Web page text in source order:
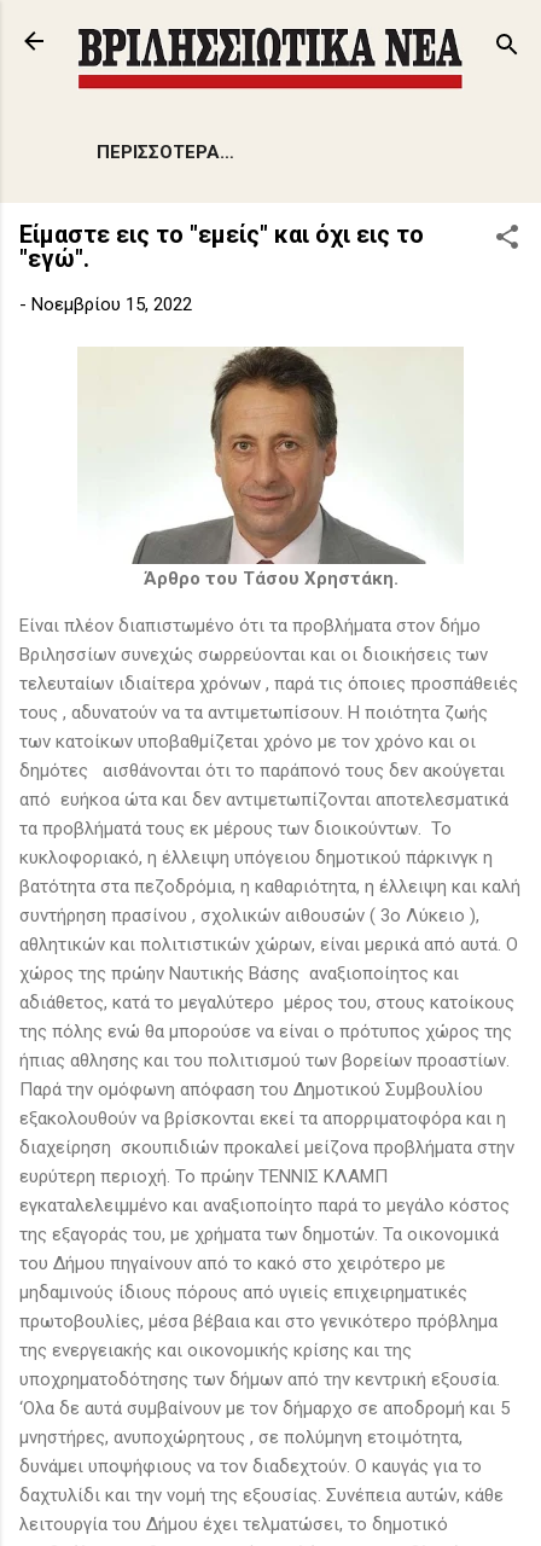
Μετάβαση στο κύριο περιεχόμενο
ΠΕΡΙΣΣΌΤΕΡΑ…
Είμαστε εις το "εμείς" και όχι εις το
"εγώ".
- Νοεμβρίου 15, 2022
Άρθρο του Τάσου Χρηστάκη.
Είναι πλέον διαπιστωμένο ότι τα προβλήματα στον δήμο
Βριλησσίων συνεχώς σωρρεύονται και οι διοικήσεις των
τελευταίων ιδιαίτερα χρόνων , παρά τις όποιες προσπάθειές
τους , αδυνατούν να τα αντιμετωπίσουν. Η ποιότητα ζωής
των κατοίκων υποβαθμίζεται χρόνο με τον χρόνο και οι
δημότες αισθάνονται ότι το παράπονό τους δεν ακούγεται
από ευήκοα ώτα και δεν αντιμετωπίζονται αποτελεσματικά
τα προβλήματά τους εκ μέρους των διοικούντων. Το
κυκλοφοριακό, η έλλειψη υπόγειου δημοτικού πάρκινγκ η
βατότητα στα πεζοδρόμια, η καθαριότητα, η έλλειψη και καλή
συντήρηση πρασίνου , σχολικών αιθουσών ( 3ο Λύκειο ),
αθλητικών και πολιτιστικών χώρων, είναι μερικά από αυτά. Ο
χώρος της πρώην Ναυτικής Βάσης αναξιοποίητος και
αδιάθετος, κατά το μεγαλύτερο μέρος του, στους κατοίκους
της πόλης ενώ θα μπορούσε να είναι o πρότυπος χώρος της
ήπιας αθλησης και του πολιτισμού των βορείων προαστίων.
Παρά την ομόφωνη απόφαση του Δημοτικού Συμβουλίου
εξακολουθούν να βρίσκονται εκεί τα απορριματοφόρα και η
διαχείρηση σκουπιδιών προκαλεί μείζονα προβλήματα στην
ευρύτερη περιοχή. Το πρώην ΤΕΝΝΙΣ ΚΛΑΜΠ
εγκαταλελειμμένο και αναξιοποίητο παρά το μεγάλο κόστος
της εξαγοράς του, με χρήματα των δημοτών. Τα οικονομικά
του Δήμου πηγαίνουν από το κακό στο χειρότερο με
μηδαμινούς ίδιους πόρους από υγιείς επιχειρηματικές
πρωτοβουλίες, μέσα βέβαια και στο γενικότερο πρόβλημα
της ενεργειακής και οικονομικής κρίσης και της
υποχρηματοδότησης των δήμων από την κεντρική εξουσία.
‘Ολα δε αυτά συμβαίνουν με τον δήμαρχο σε αποδρομή και 5
μνηστήρες, ανυποχώρητους , σε πολύμηνη ετοιμότητα,
δυνάμει υποψήφιους να τον διαδεχτούν. Ο καυγάς για το
δαχτυλίδι και την νομή της εξουσίας. Συνέπεια αυτών, κάθε
λειτουργία του Δήμου έχει τελματώσει, το δημοτικό